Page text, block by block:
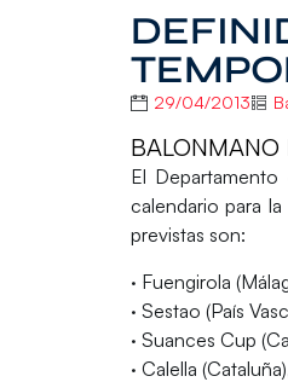
29/04/2013
BALONMANO
El
calendario para la
previstas son:
· Fuengirola
· Sestao (País
· Suances Cup
· Calella